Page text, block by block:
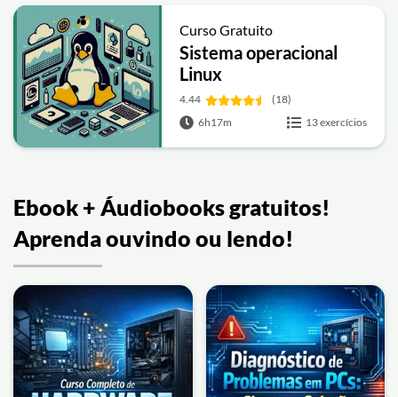
Curso Gratuito
Sistema operacional
Linux
4.44
(18)
6h17m
13 exercícios
Ebook + Áudiobooks gratuitos!
Aprenda ouvindo ou lendo!